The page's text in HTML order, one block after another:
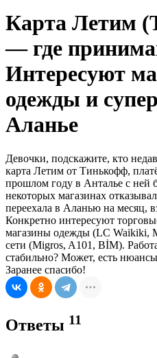
Карта Летим
— где
Интересуют
одежды и
Аланье
Девочки, подскажите, кто
карта Летим от Тинькофф,
прошлом году в Анталье с
некоторых магазинах
переехала в Аланью на месяц,
Конкретно интересуют
магазины одежды (LC Waikiki,
сети (Migros, A101, BİM).
стабильно? Может, есть
Заранее спасибо!
Ответы 11